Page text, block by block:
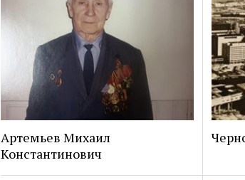
Артемьев Михаил
Константинович